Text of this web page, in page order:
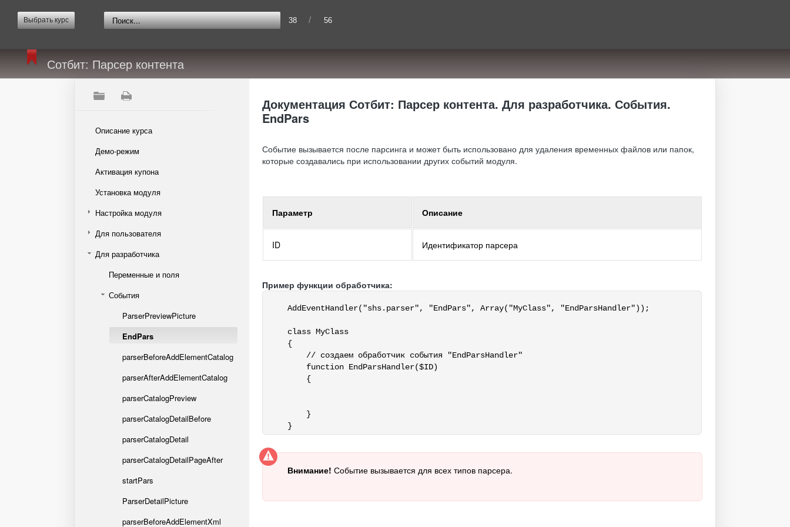
Выбрать курс 38 / 56
Сотбит: Парсер контента
Описание курса
Демо-режим
Активация купона
Установка модуля
Настройка модуля
Для пользователя
Для разработчика
Переменные и поля
События
ParserPreviewPicture
EndPars
parserBeforeAddElementCatalog
parserAfterAddElementCatalog
parserCatalogPreview
parserCatalogDetailBefore
parserCatalogDetail
parserCatalogDetailPageAfter
startPars
ParserDetailPicture
parserBeforeAddElementXml
Документация Сотбит: Парсер контента. Для разработчика. События.
EndPars
Событие вызывается после парсинга и может быть использовано для удаления временных файлов или папок,
которые создавались при использовании других событий модуля.
Параметр Описание
ID Идентификатор парсера
Пример функции обработчика:
AddEventHandler("shs.parser", "EndPars", Array("MyClass", "EndParsHandler"));
class MyClass
{
}
Внимание! Событие вызывается для всех типов парсера.